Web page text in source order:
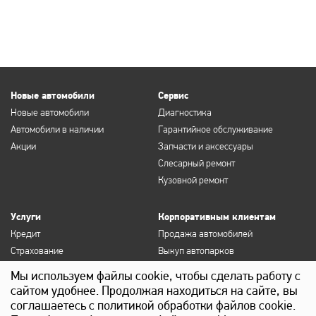
Новые автомобили
Новые автомобили
Автомобили в наличии
Акции
Сервис
Диагностика
Гарантийное обслуживание
Запчасти и аксессуары
Слесарный ремонт
Кузовной ремонт
Услуги
Кредит
Страхование
Продление полисов ОСАГО и
КАСКО
Выкуп
Детейлинг
Корпоративным клиентам
Продажа автомобилей
Выкуп автопарков
Сервисное обслуживание
Лизинг
Мы используем файлы cookie, чтобы сделать работу с
сайтом удобнее. Продолжая находиться на сайте, вы
соглашаетесь с политикой обработки файлов cookie.